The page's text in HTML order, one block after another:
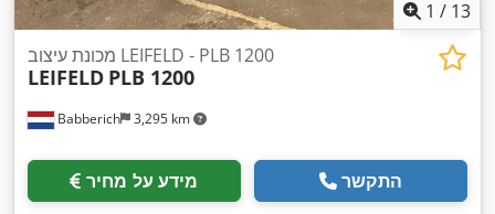
1 / 13
Babberich 3,295 km
מכונת עיצוב LEIFELD - PLB 1200
LEIFELD PLB 1200
מידע על מחיר התקשר